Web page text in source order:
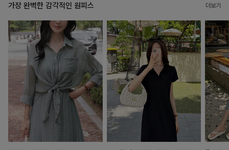
가장 완벽한 감각적인 원피스 더보기